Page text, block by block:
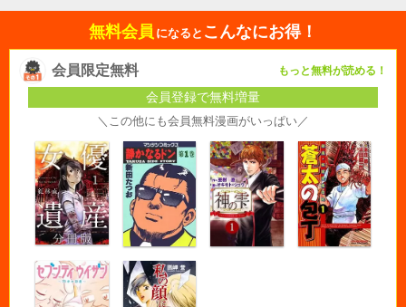
無料会員 になると こんなにお得！
会員限定無料 もっと無料が読める！
会員登録で無料増量
＼この他にも会員無料漫画がいっぱい／